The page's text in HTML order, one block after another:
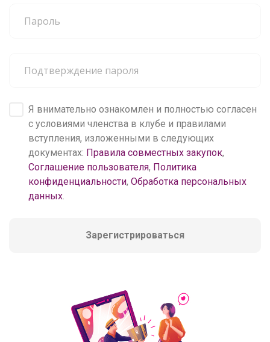
Я внимательно ознакомлен и полностью согласен
с условиями членства в клубе и правилами
вступления, изложенными в следующих
документах: Правила совместных закупок,
Соглашение пользователя, Политика
конфиденциальности, Обработка персональных
данных
Зарегистрироваться